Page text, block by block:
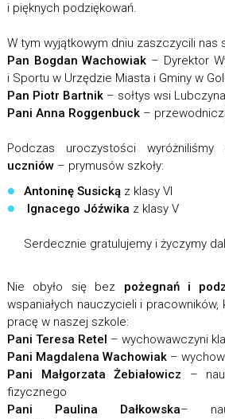
i pięknych podziękowań.
W tym wyjątkowym dniu zaszczycili nas
Pan Bogdan Wachowiak – Dyrektor
i Sportu w Urzędzie Miasta i Gminy w
Pan Piotr Bartnik– sołtys wsi
Pani Anna Roggenbuck–
Podczas uroczystości wyróżniliśmy
uczniów– prymusów szkoły:
Antoninę Susicką z klasy VI
Ignacego Jóźwika z klasy V
Serdecznie gratulujemy i życzymy
Nie obyło się bez pożegnań i
wspaniałych nauczycieli i
pracę w naszej szkole:
Pani Teresa Retel – wychowawczyni
Pani Magdalena Wachowiak–
Pani Małgorzata Żebiałowicz –
fizycznego
Pani Paulina Dałkowska–